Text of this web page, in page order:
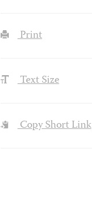
Print
Text Size
Copy Short Link